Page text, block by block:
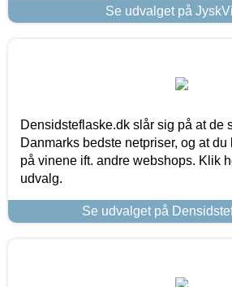
Se udvalget på
Densidsteflaske.dk slår sig på at de
Danmarks bedste netpriser, og at
på vinene ift. andre webshops. Klik
udvalg.
Se udvalget på